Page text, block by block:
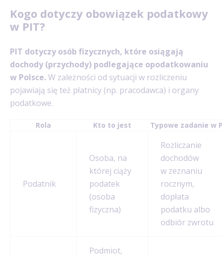
Kogo dotyczy obowiązek podatkowy
w PIT?
PIT dotyczy osób fizycznych, które osiągają
dochody (przychody) podlegające opodatkowaniu
w Polsce.W zależności od sytuacji w rozliczeniu
pojawiają się też płatnicy (np. pracodawca) i organy
podatkowe.
Rola Kto to jest Typowe zadanie w
Podatnik
Osoba, na
której ciąży
podatek
(osoba
fizyczna)
Rozliczanie
dochodów
w zeznaniu
rocznym,
dopłata
podatku albo
odbiór zwrotu
Podmiot,